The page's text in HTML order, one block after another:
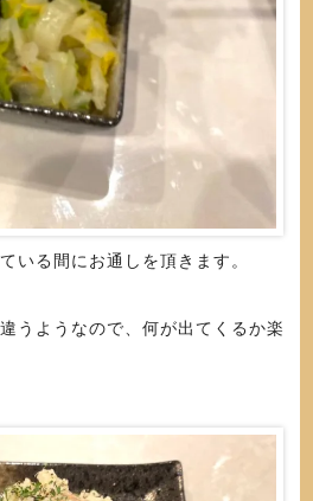
いる間にお通しを頂きます。
うようなので、何が出てくるか楽